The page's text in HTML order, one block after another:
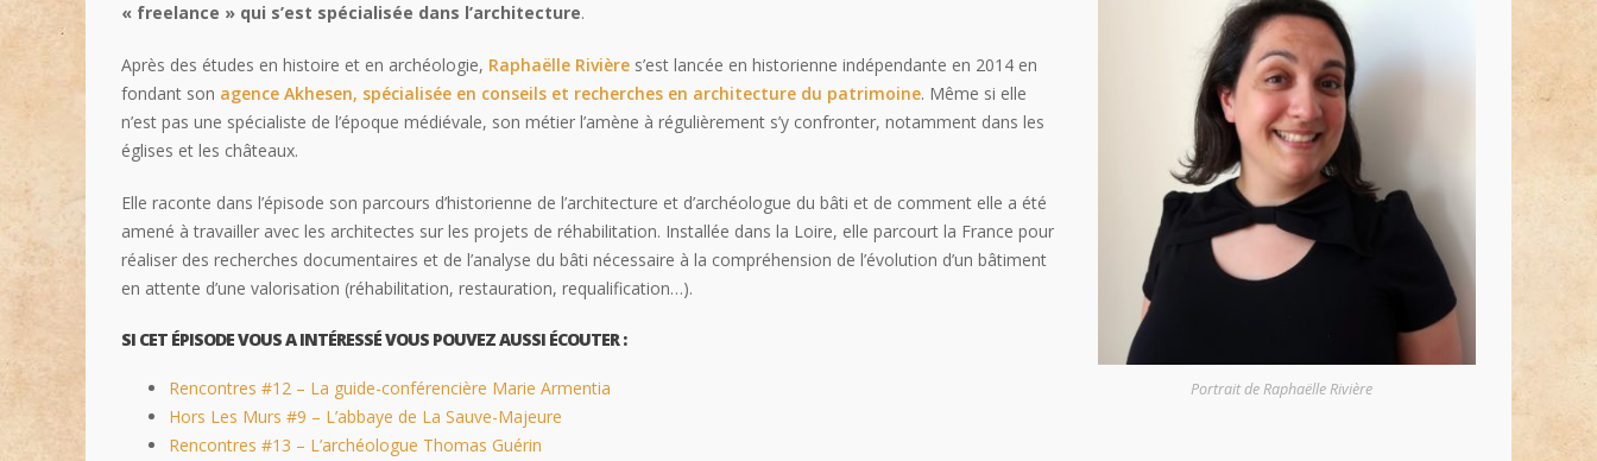
Portrait de Raphaëlle Rivière
« freelance » qui s’est spécialisée dans l’architecture.
Après des études en histoire et en archéologie, Raphaëlle Rivière s’est lancée en historienne indépendante en 2014 en
fondant son agence Akhesen, spécialisée en conseils et recherches en architecture du patrimoine. Même si elle
n’est pas une spécialiste de l’époque médiévale, son métier l’amène à régulièrement s’y confronter, notamment dans les
églises et les châteaux.
Elle raconte dans l’épisode son parcours d’historienne de l’architecture et d’archéologue du bâti et de comment elle a été
amené à travailler avec les architectes sur les projets de réhabilitation. Installée dans la Loire, elle parcourt la France pour
réaliser des recherches documentaires et de l’analyse du bâti nécessaire à la compréhension de l’évolution d’un bâtiment
en attente d’une valorisation (réhabilitation, restauration, requalification…).
SI CET ÉPISODE VOUS A INTÉRESSÉ VOUS POUVEZ AUSSI ÉCOUTER :
Rencontres #12 – La guide-conférencière Marie Armentia
Hors Les Murs #9 – L’abbaye de La Sauve-Majeure
Rencontres #13 – L’archéologue Thomas Guérin